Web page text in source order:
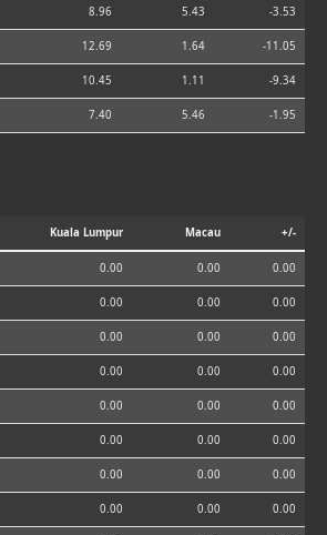
8.96 5.43 -3.53
12.69 1.64 -11.05
10.45 1.11 -9.34
7.40 5.46 -1.95
Kuala Lumpur Macau +/-
0.00 0.00 0.00
0.00 0.00 0.00
0.00 0.00 0.00
0.00 0.00 0.00
0.00 0.00 0.00
0.00 0.00 0.00
0.00 0.00 0.00
0.00 0.00 0.00